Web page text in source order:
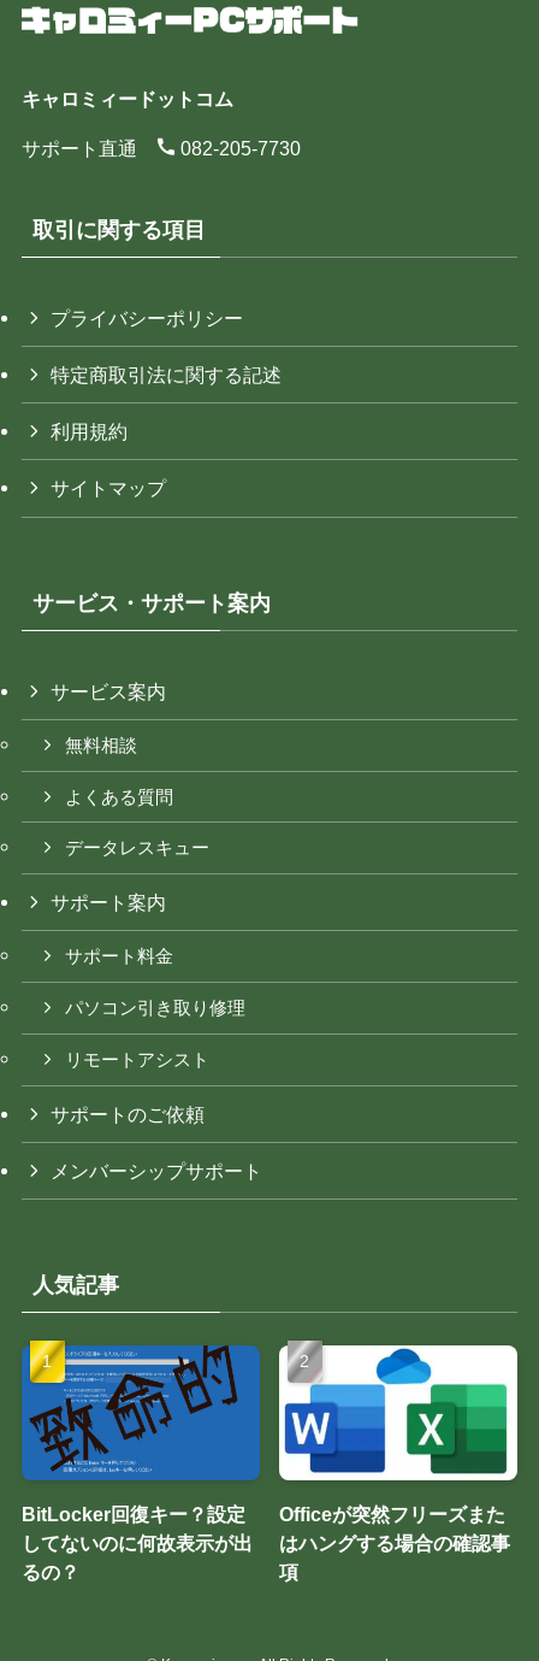
キャロミィードットコム
サポート直通 082-205-7730
取引に関する項目
プライバシーポリシー
特定商取引法に関する記述
利用規約
サイトマップ
サービス・サポート案内
サービス案内
無料相談
よくある質問
データレスキュー
サポート案内
サポート料金
パソコン引き取り修理
リモートアシスト
サポートのご依頼
メンバーシップサポート
人気記事
BitLocker回復キー？設定
してないのに何故表示が出
るの？
Officeが突然フリーズまた
はハングする場合の確認事
項